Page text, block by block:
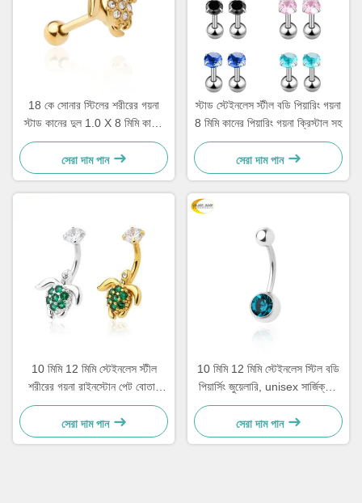
18 কে সোনার স্টিলের শরীরের গয়না
স্টাড কানের দুল 1.0 X 8 মিমি কানের
ছিদ্র গয়না মহিলাদের জন্য
সেরা দাম পান
স্টাড স্টেইনলেস স্টীল বডি পিয়ারিং গয়না
8 মিমি কানের পিয়ারিং গয়না ক্রিস্টাল সহ
সেরা দাম পান
10 মিমি 12 মিমি স্টেইনলেস স্টীল
শরীরের গয়না রাইনস্টোন পেট বোতাম
পিয়ারিং গয়না
সেরা দাম পান
10 মিমি 12 মিমি স্টেইনলেস স্টিল বডি
পিয়ার্সিং জুয়েলারি, unisex সার্জিক্যাল
স্টিল নাভি রিং
সেরা দাম পান